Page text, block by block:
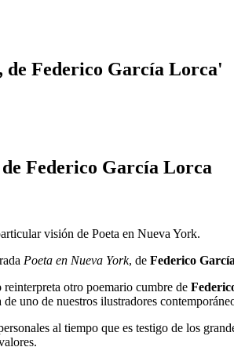
de Federico García Lorca'
Federico García Lorca
visión de Poeta en Nueva York.
Poeta en Nueva York, de Federico
reinterpreta otro poemario cumbre de
uno de nuestros ilustradores
al tiempo que es testigo de los